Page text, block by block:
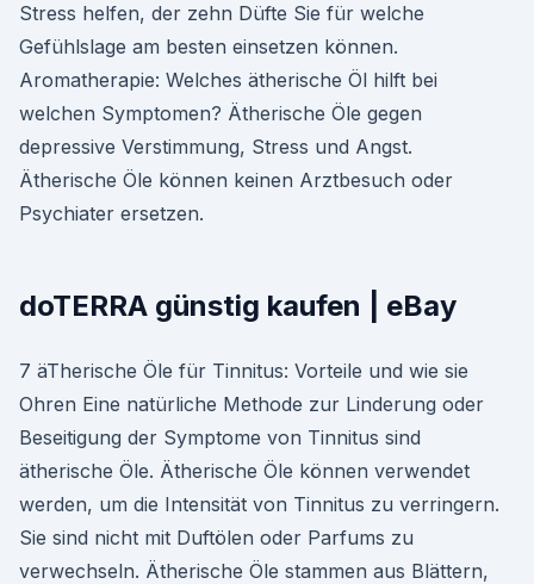
Stress helfen, der zehn Düfte Sie für welche
Gefühlslage am besten einsetzen können.
Aromatherapie: Welches ätherische Öl hilft bei
welchen Symptomen? Ätherische Öle gegen
depressive Verstimmung, Stress und Angst.
Ätherische Öle können keinen Arztbesuch oder
Psychiater ersetzen.
doTERRA günstig kaufen | eBay
7 äTherische Öle für Tinnitus: Vorteile und wie sie
Ohren Eine natürliche Methode zur Linderung oder
Beseitigung der Symptome von Tinnitus sind
ätherische Öle. Ätherische Öle können verwendet
werden, um die Intensität von Tinnitus zu verringern.
Sie sind nicht mit Duftölen oder Parfums zu
verwechseln. Ätherische Öle stammen aus Blättern,